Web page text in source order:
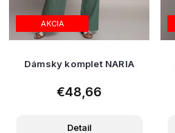
AKCIA
Dámsky komplet NARIA
€48,66
Detail